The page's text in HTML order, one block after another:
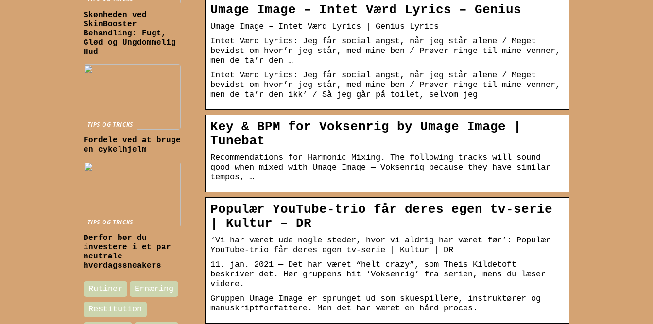
Umage Image – Intet Værd Lyrics – Genius
Umage Image – Intet Værd Lyrics | Genius Lyrics
Intet Værd Lyrics: Jeg får social angst, når jeg står alene / Meget
bevidst om hvor’n jeg står, med mine ben / Prøver ringe til mine venner,
men de ta’r den …
Intet Værd Lyrics: Jeg får social angst, når jeg står alene / Meget
bevidst om hvor’n jeg står, med mine ben / Prøver ringe til mine venner,
men de ta’r den ikk’ / Så jeg går på toilet, selvom jeg
Key & BPM for Voksenrig by Umage Image |
Tunebat
Recommendations for Harmonic Mixing. The following tracks will sound
good when mixed with Umage Image — Voksenrig because they have similar
tempos, …
Populær YouTube-trio får deres egen tv-serie
| Kultur – DR
‘Vi har været ude nogle steder, hvor vi aldrig har været før’: Populær
YouTube-trio får deres egen tv-serie | Kultur | DR
11. jan. 2021 — Det har været “helt crazy”, som Theis Kildetoft
beskriver det. Hør gruppens hit ‘Voksenrig’ fra serien, mens du læser
videre.
Gruppen Umage Image er sprunget ud som skuespillere, instruktører og
manuskriptforfattere. Men det har været en hård proces.
Skønheden ved
SkinBooster
Behandling: Fugt,
Glød og Ungdommelig
Hud
TIPS OG TRICKS
Fordele ved at bruge
en cykelhjelm
TIPS OG TRICKS
Derfor bør du
investere i et par
neutrale
hverdagssneakers
Rutiner Ernæring
Restitution